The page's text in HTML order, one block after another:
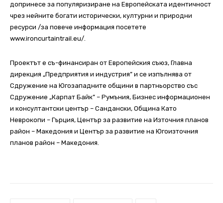
допринесе за популяризиране на Европейската идентичност
чрез нейните богати исторически, културни и природни
ресурси /за повече информация посетете
www.ironcurtaintrail.eu/.
Проектът е съ-финансиран от Европейския съюз, Главна
дирекция „Предприятия и индустрия” и се изпълнява от
Сдружение на Югозападните общини в партньорство със
Сдружение „Карпат Байк” – Румъния, Бизнес информационен
и консултантски център – Сандански, Община Като
Неврокопи – Гърция, Център за развитие на Източния планов
район – Македония и Център за развитие на Югоизточния
планов район – Македония.